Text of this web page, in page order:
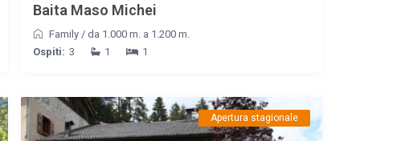
Baita Maso Michei
Family/ da 1.000 m. a 1.200 m.
Ospiti: 3 1 1
Apertura stagionale